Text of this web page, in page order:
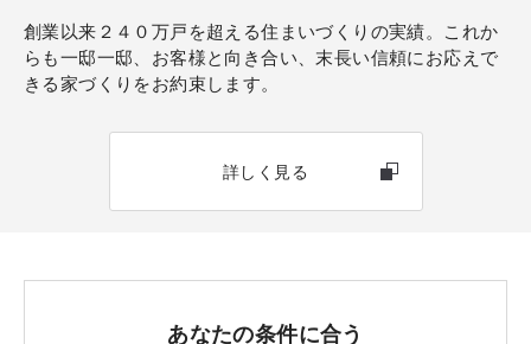
創業以来２４０万戸を超える住まいづくりの実績。これか
らも一邸一邸、お客様と向き合い、末長い信頼にお応えで
きる家づくりをお約束します。
詳しく見る
あなたの条件に合う